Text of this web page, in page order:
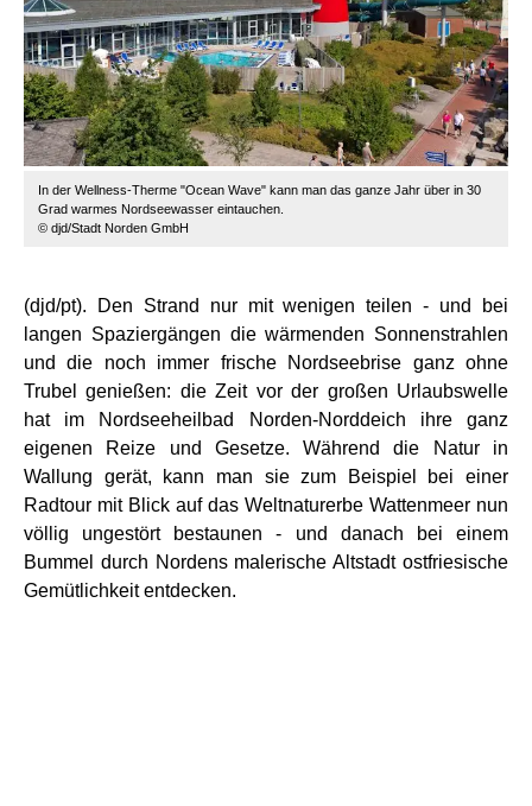
In der Wellness-Therme "Ocean Wave" kann man das ganze Jahr über in 30
Grad warmes Nordseewasser eintauchen.
© djd/Stadt Norden GmbH
(djd/pt). Den Strand nur mit wenigen teilen - und bei
langen Spaziergängen die wärmenden Sonnenstrahlen
und die noch immer frische Nordseebrise ganz ohne
Trubel genießen: die Zeit vor der großen Urlaubswelle
hat im Nordseeheilbad Norden-Norddeich ihre ganz
eigenen Reize und Gesetze. Während die Natur in
Wallung gerät, kann man sie zum Beispiel bei einer
Radtour mit Blick auf das Weltnaturerbe Wattenmeer nun
völlig ungestört bestaunen - und danach bei einem
Bummel durch Nordens malerische Altstadt ostfriesische
Gemütlichkeit entdecken.